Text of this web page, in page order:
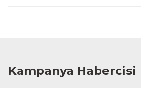
Kampanya Habercisi